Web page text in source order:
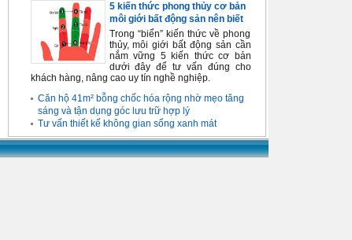
5 kiến thức phong thủy cơ bản
môi giới bất động sản nên biết
Trong “biển” kiến thức về phong
thủy, môi giới bất động sản cần
nắm vững 5 kiến thức cơ bản
dưới đây để tư vấn đúng cho
khách hàng, nâng cao uy tín nghề nghiệp.
Căn hộ 41m² bỗng chốc hóa rộng nhờ mẹo tăng
sáng và tận dụng góc lưu trữ hợp lý
Tư vấn thiết kế không gian sống xanh mát